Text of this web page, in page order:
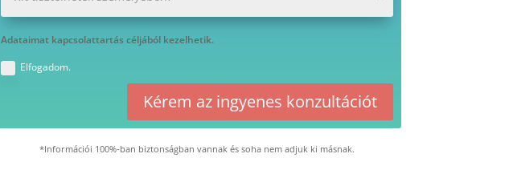
Adataimat kapcsolattartás céljából kezelhetik.
Elfogadom.
Kérem az ingyenes konzultációt
*Információi 100%-ban biztonságban vannak és soha nem adjuk ki másnak.